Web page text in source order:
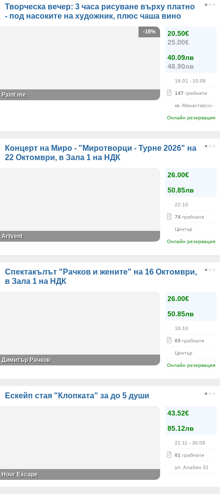
Творческа вечер: 3 часа рисуване върху платно
- под насоките на художник, плюс чаша вино
20.50€
25.00€
40.09лв
48.90лв
16.01 - 10.09
147 грабнати
кв. Манастирски
Онлайн резервация
-18%
Paint me
Концерт на Миро - "Миротворци - Турне 2026" на
22 Октомври, в Зала 1 на НДК
26.00€
50.85лв
22.10
74 грабнати
Център
Онлайн резервация
Artvent
Спектакълът "Рачков и жените" на 16 Октомври,
в Зала 1 на НДК
26.00€
50.85лв
16.10
65 грабнати
Център
Онлайн резервация
Димитър Рачков
Ескейп стая "Клопката" за до 5 души
43.52€
85.12лв
21.11 - 30.09
61 грабнати
ул. Алабин 31
Hour Escape